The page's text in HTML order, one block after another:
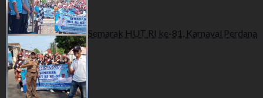
Semarak HUT RI ke-81, Karnaval Perdana